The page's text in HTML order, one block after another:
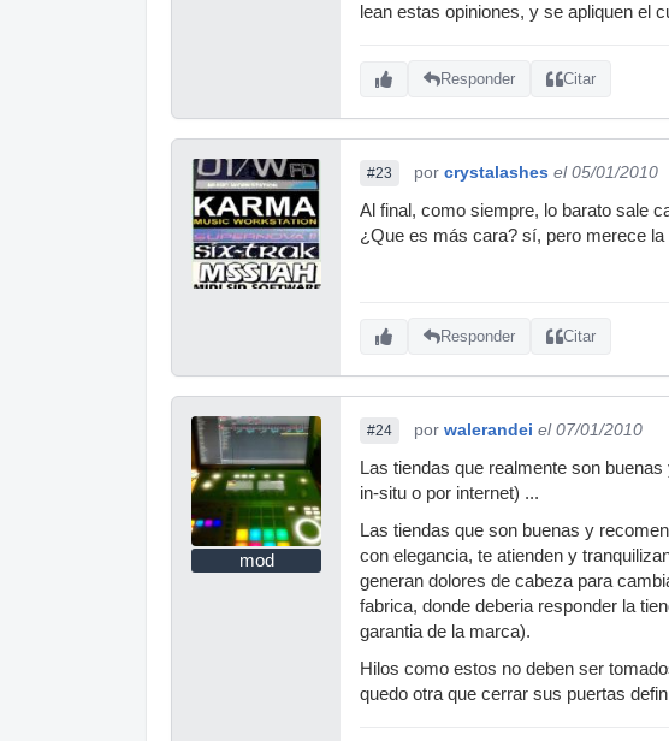
lean estas opiniones, y se apliquen el
Responder Citar
#23 por crystalashes el 05/01/2010
Al final, como siempre, lo barato sale
¿Que es más cara? sí, pero merece
Responder Citar
mod
#24 por walerandei el 07/01/2010
Las tiendas que realmente son
in-situ o por internet) ...
Las tiendas que son buenas y
con elegancia, te atienden y
generan dolores de cabeza para
fabrica, donde deberia responder la
garantia de la marca).
Hilos como estos no deben ser
quedo otra que cerrar sus puertas